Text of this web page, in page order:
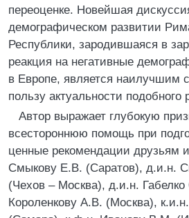
переоценке. Новейшая
демографическом развитии
Республики, зародившаяся в
реакция на негативные
в Европе, является наилучшим
пользу актуальности
Автор выражает глубокую
всестороннюю помощь при
ценные рекомендации друзьям
Смыкову Е.В. (Саратов), д.и.н.
(Чехов – Москва), д.и.н.
Короленкову А.В. (Москва),